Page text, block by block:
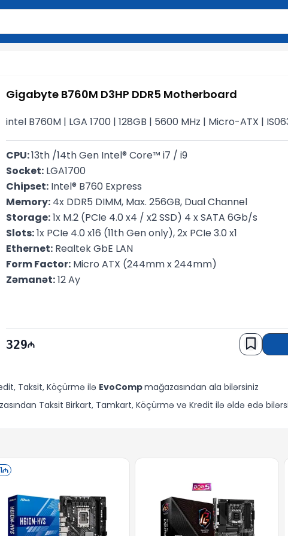
üçün Enter düyməsini basın və ya nəticələr
Gigabyte B760M D3HP DDR5 Motherboard
intel B760M | LGA 1700​ | 128GB | 5600 MHz | Micro-ATX |
CPU: 13th /14th Gen Intel® Core™ i7 / i9
Socket: LGA1700
Chipset: Intel® B760 Express
Memory: 4x DDR5 DIMM, Max. 256GB, Dual Channel
Storage: 1x M.2 (PCIe 4.0 x4 / x2 SSD) 4 x SATA 6Gb/s
Slots: 1x PCIe 4.0 x16 (11th Gen only), 2x PCIe 3.0 x1
Ethernet: Realtek GbE LAN
Form Factor: Micro ATX (244mm x 244mm)
Zəmanət: 12 Ay
329
Taksit, Köçürmə ilə EvoCompmağazasından ala bilərsiniz
Taksit Birkart, Tamkart, Köçürmə və Kredit ilə əldə edə
1